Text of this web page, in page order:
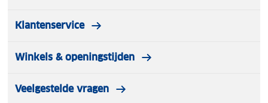
Klantenservice
Winkels & openingstijden
Veelgestelde vragen